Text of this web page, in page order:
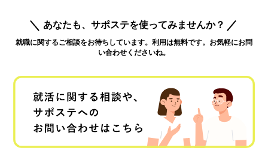
あなたも、サポステを使ってみませんか？
就職に関するご相談をお待ちしています。利用は無料です。お気軽にお問
い合わせくださいね。